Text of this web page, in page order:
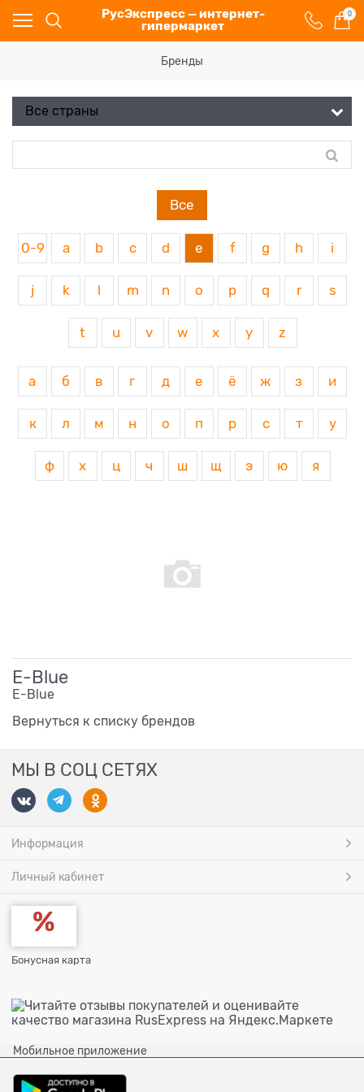
РусЭкспресс — интернет-
гипермаркет
0
Бренды
Все
0-9 a b c d e f g h i
j k m n o p q r s
t u v w x y z
а б в г д е ё ж з и
к л м н о п р с т у
ф х ц ч ш щ э ю я
E-Blue
E-Blue
Вернуться к списку брендов
МЫ В СОЦ СЕТЯХ
Информация
Личный кабинет
Бонусная карта
Мобильное приложение